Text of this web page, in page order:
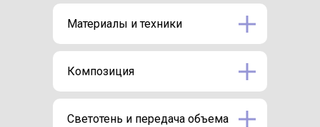
Материалы и техники
Композиция
Светотень и передача объема